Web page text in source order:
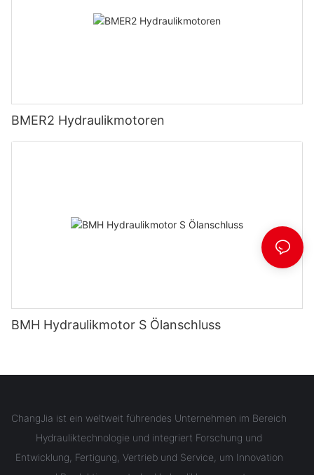
BMER2 Hydraulikmotoren
BMH Hydraulikmotor S Ölanschluss
ChangJia ist ein weltweit führendes Unternehmen im Bereich
Hydrauliktechnologie und integriert Forschung und
Entwicklung, Fertigung, Vertrieb und Service, um Innovation